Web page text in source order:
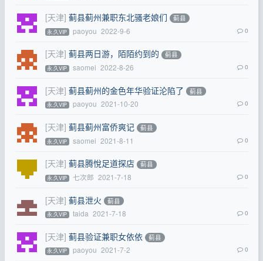
[天津] 蓟县蓟州兼职东北骚老娘们 蓟县
永.久VIP paoyou 2022-9-6 0
[天津] 蓟县两日游，陌陌约到的 蓟县
永.久VIP saomei 2022-8-26 0
[天津] 蓟县蓟州的金色年华验证沦陷了 蓟县
永.久VIP paoyou 2021-10-20 0
[天津] 蓟县蓟州富侨爽记 蓟县
永.久VIP saomei 2021-8-11 0
[天津] 蓟县腾悅足道探店 蓟县
永.久VIP 七次郎 2021-7-18 0
[天津] 蓟县泄火 蓟县
永.久VIP taida 2021-7-18 0
[天津] 蓟县验证兼职女依依 蓟县
永.久VIP paoyou 2021-7-2 0